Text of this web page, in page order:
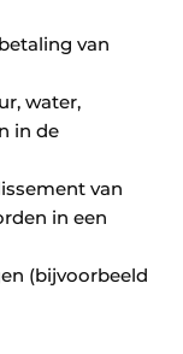
van
water,
in de
van
in een
(bijvoorbeeld